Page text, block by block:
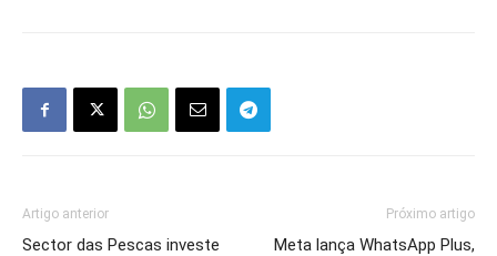
Artigo anterior
Sector das Pescas investe
Próximo artigo
Meta lança WhatsApp Plus,